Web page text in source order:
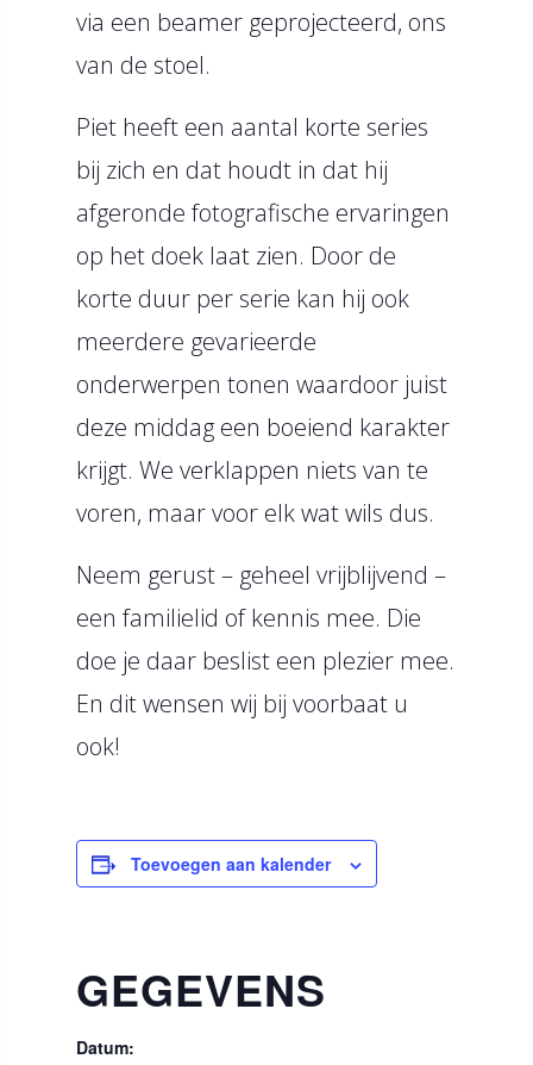
via een beamer geprojecteerd, ons
van de stoel.
Piet heeft een aantal korte series
bij zich en dat houdt in dat hij
afgeronde fotografische ervaringen
op het doek laat zien. Door de
korte duur per serie kan hij ook
meerdere gevarieerde
onderwerpen tonen waardoor juist
deze middag een boeiend karakter
krijgt. We verklappen niets van te
voren, maar voor elk wat wils dus.
Neem gerust – geheel vrijblijvend –
een familielid of kennis mee. Die
doe je daar beslist een plezier mee.
En dit wensen wij bij voorbaat u
ook!
Toevoegen aan kalender
GEGEVENS
Datum: